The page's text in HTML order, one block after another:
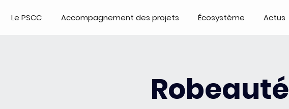
Le PSCC Accompagnement des projets Écosystème Actus
Robeauté